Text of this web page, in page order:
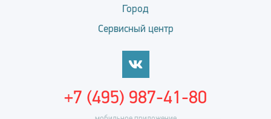
Город
Сервисный центр
+7 (495) 987-41-80